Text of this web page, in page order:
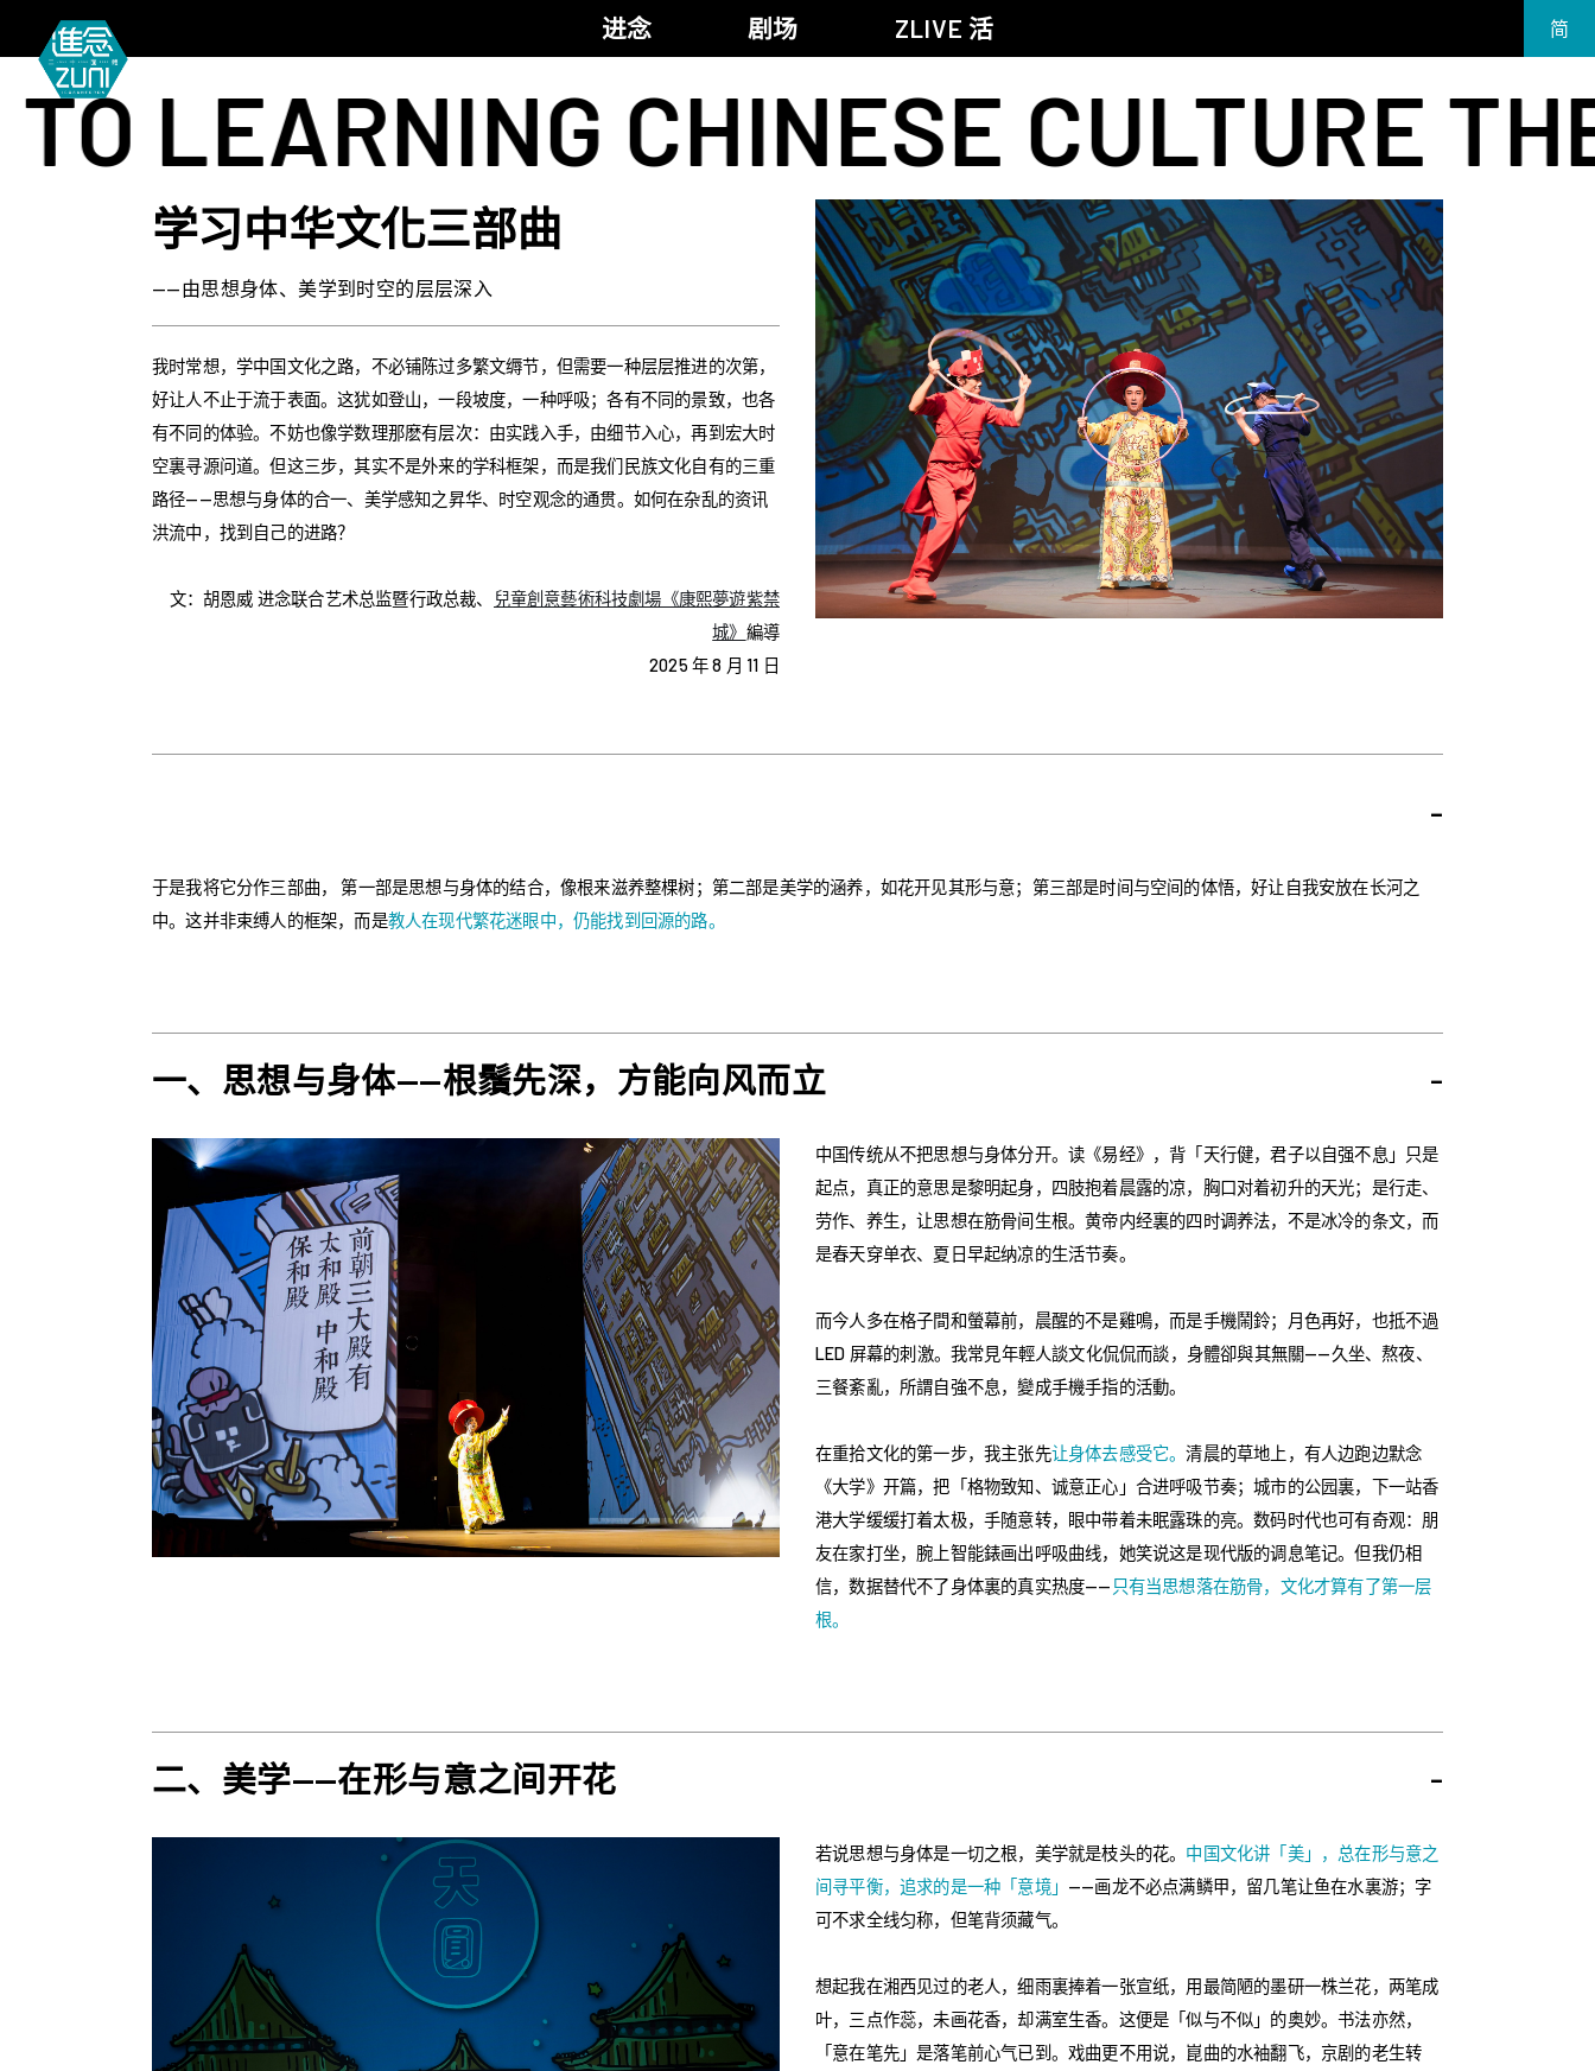
进念
关于进念
支持我们
年报
进念实验剧场文献库
剧场
《笔墨大冒险》
《五行中西》
KJ 黄家正钢琴独奏会《五行》
《万历十五年》
《麦克白夫人～诗》
《13．67》2.1
《诸神会艺术节》暨《荣念曾青年艺术学堂 2026》
《戏曲金庸．笑傲江湖》广州巡演 2026
ZLIVE 活 简
CHINESE CULTURE THE
学习中华文化三部曲
——由思想身体、美学到时空的层层深入
我时常想，学中国文化之路，不必铺陈过多繁文缛节，但需要一种层层推进的次第，
好让人不止于流于表面。这犹如登山，一段坡度，一种呼吸；各有不同的景致，也各
有不同的体验。不妨也像学数理那麽有层次：由实践入手，由细节入心，再到宏大时
空裏寻源问道。但这三步，其实不是外来的学科框架，而是我们民族文化自有的三重
路径——思想与身体的合一、美学感知之昇华、时空观念的通贯。如何在杂乱的资讯
洪流中，找到自己的进路？
文：胡恩威 进念联合艺术总监暨行政总裁、
兒童創意藝術科技劇場《康熙夢遊紫禁
城》 編導
2025 年 8 月 11 日
-
于是我将它分作三部曲， 第一部是思想与身体的结合，像根来滋养整棵树；第二部是美学的涵养，如花开见其形与意；第三部是时间与空间的体悟，好让自我安放在长河之
中。这并非束缚人的框架，而是教人在现代繁花迷眼中，仍能找到回源的路。
一、思想与身体——根鬚先深，方能向风而立 -
中国传统从不把思想与身体分开。读《易经》，背「天行健，君子以自强不息」只是
起点，真正的意思是黎明起身，四肢抱着晨露的凉，胸口对着初升的天光；是行走、
劳作、养生，让思想在筋骨间生根。黄帝内经裏的四时调养法，不是冰冷的条文，而
是春天穿单衣、夏日早起纳凉的生活节奏。
而今人多在格子間和螢幕前，晨醒的不是雞鳴，而是手機鬧鈴；月色再好，也抵不過
LED 屏幕的刺激。我常見年輕人談文化侃侃而談，身體卻與其無關——久坐、熬夜、
三餐紊亂，所謂自強不息，變成手機手指的活動。
在重拾文化的第一步，我主张先让身体去感受它。清晨的草地上，有人边跑边默念
《大学》开篇，把「格物致知、诚意正心」合进呼吸节奏；城市的公园裏，下一站香
港大学缓缓打着太极，手随意转，眼中带着未眠露珠的亮。数码时代也可有奇观：朋
友在家打坐，腕上智能錶画出呼吸曲线，她笑说这是现代版的调息笔记。但我仍相
信，数据替代不了身体裏的真实热度—— 只有当思想落在筋骨，文化才算有了第一层
根。
二、美学——在形与意之间开花 -
若说思想与身体是一切之根，美学就是枝头的花。 中国文化讲「美」，总在形与意之
间寻平衡，追求的是一种「意境」 ——画龙不必点满鳞甲，留几笔让鱼在水裏游；字
可不求全线匀称，但笔背须藏气。
想起我在湘西见过的老人，细雨裏捧着一张宣纸，用最简陋的墨研一株兰花，两笔成
叶，三点作蕊，未画花香，却满室生香。这便是「似与不似」的奥妙。书法亦然，
「意在笔先」是落笔前心气已到。戏曲更不用说，崑曲的水袖翻飞，京剧的老生转